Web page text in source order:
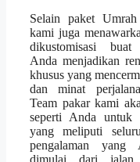
Selain paket
kami juga
dikustomisasi buat
Anda menjadikan
khusus yang
dan minat
Team pakar kami
seperti Anda untuk
yang meliputi
pengalaman yang